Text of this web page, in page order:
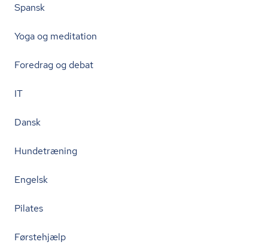
Spansk
Yoga og meditation
Foredrag og debat
IT
Dansk
Hundetræning
Engelsk
Pilates
Førstehjælp